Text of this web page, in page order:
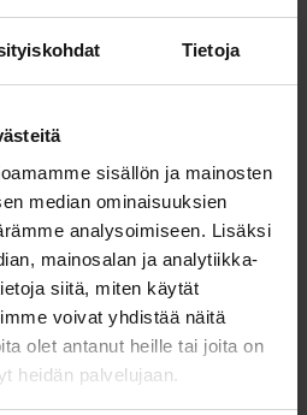
Tietoja
sisällön ja mainosten
median ominaisuuksien
analysoimiseen. Lisäksi
mainosalan ja analytiikka-
siitä, miten käytät
voivat yhdistää näitä
olet antanut heille tai joita on
heidän palvelujaan.
all articles
scared and
when you
face